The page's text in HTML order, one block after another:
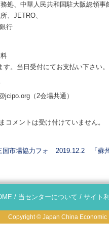
処、中華人民共和国駐大阪総領事
、JETRO、
行
。当日受付にてお支払い下さい。
（2会場共通）
コメントは受け付けていません。
市場協力フォ
2019.12.2 「蘇
/ 当センターについて / サイト
Copyright © Japan China